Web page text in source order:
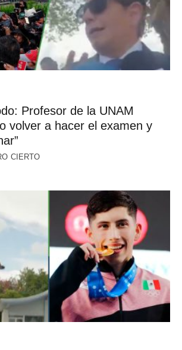
Profesor de la UNAM
volver a hacer el examen y
CIERTO